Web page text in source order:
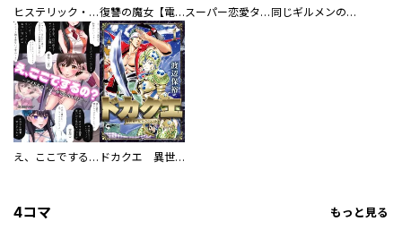
ヒステリック・ハーレム～搾られる男と堕ちる女～【電子単行本版】 復讐の魔女【電子単行本版】 スーパー恋愛タイム！～現場でドＳな彼女は自宅でデレる～ 同じギルメンの声が好き
え、ここでするの？ アイドルのファンが知らない日常 ドカクエ 異世界ドカコッククエスト
4コマ もっと見る